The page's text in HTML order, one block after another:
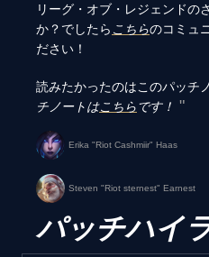
リーグ・オブ・レジェンドの
か？でしたら こちらのコミュ
ださい！
読みたかったのはこのパッチ
チノートはこちらです！
Erika "Riot Cashmiir" Haas
Steven "Riot sternest" Earnest
パッチハイ